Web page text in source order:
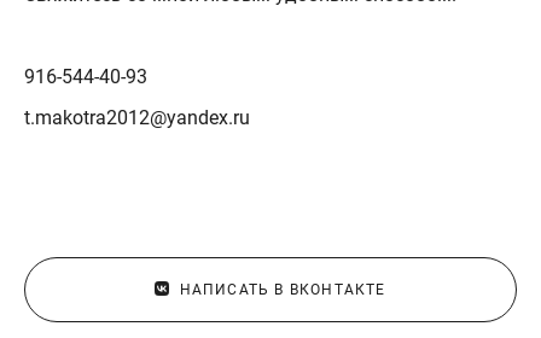
916-544-40-93
t.makotra2012@yandex.ru
НАПИСАТЬ В ВКОНТАКТЕ